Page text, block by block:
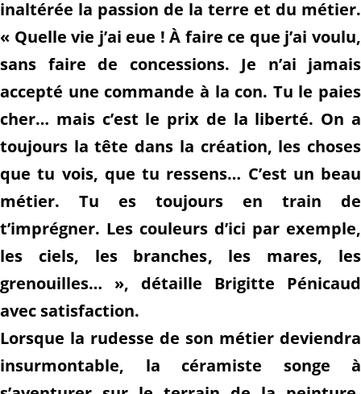
inaltérée la passion de la terre et du métier.
« Quelle vie j’ai eue ! À faire ce que j’ai voulu,
sans faire de concessions. Je n’ai jamais
accepté une commande à la con. Tu le paies
cher… mais c’est le prix de la liberté. On a
toujours la tête dans la création, les choses
que tu vois, que tu ressens… C’est un beau
métier. Tu es toujours en train de
t’imprégner. Les couleurs d’ici par exemple,
les ciels, les branches, les mares, les
grenouilles… », détaille Brigitte Pénicaud
avec satisfaction.
Lorsque la rudesse de son métier deviendra
insurmontable, la céramiste songe à